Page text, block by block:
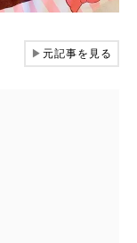
▶元記事を見る